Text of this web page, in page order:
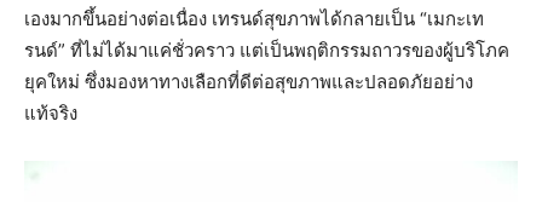
เองมากขึ้นอย่างต่อเนื่อง เทรนด์สุขภาพได้กลายเป็น “เมกะเท
รนด์” ที่ไม่ได้มาแค่ชั่วคราว แต่เป็นพฤติกรรมถาวรของผู้บริโภค
ยุคใหม่ ซึ่งมองหาทางเลือกที่ดีต่อสุขภาพและปลอดภัยอย่าง
แท้จริง